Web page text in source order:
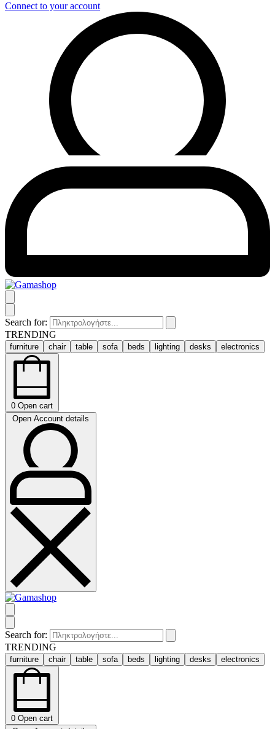
Connect to your account
Search for:
TRENDING
furniture chair table sofa beds lighting desks electronics
0 Open cart
Open Account details
Search for:
TRENDING
furniture chair table sofa beds lighting desks electronics
0 Open cart